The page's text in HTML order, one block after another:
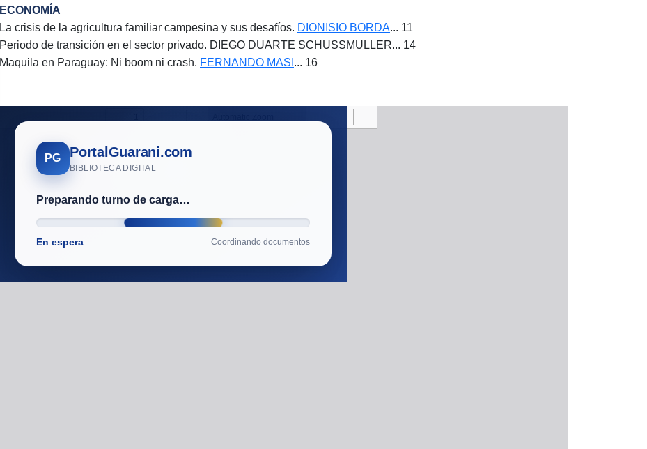
ECONOMÍA
La crisis de la agricultura familiar campesina y sus desafíos. DIONISIO BORDA... 11
Periodo de transición en el sector privado. DIEGO DUARTE SCHUSSMULLER... 14
Maquila en Paraguay: Ni boom ni crash. FERNANDO MASI ... 16